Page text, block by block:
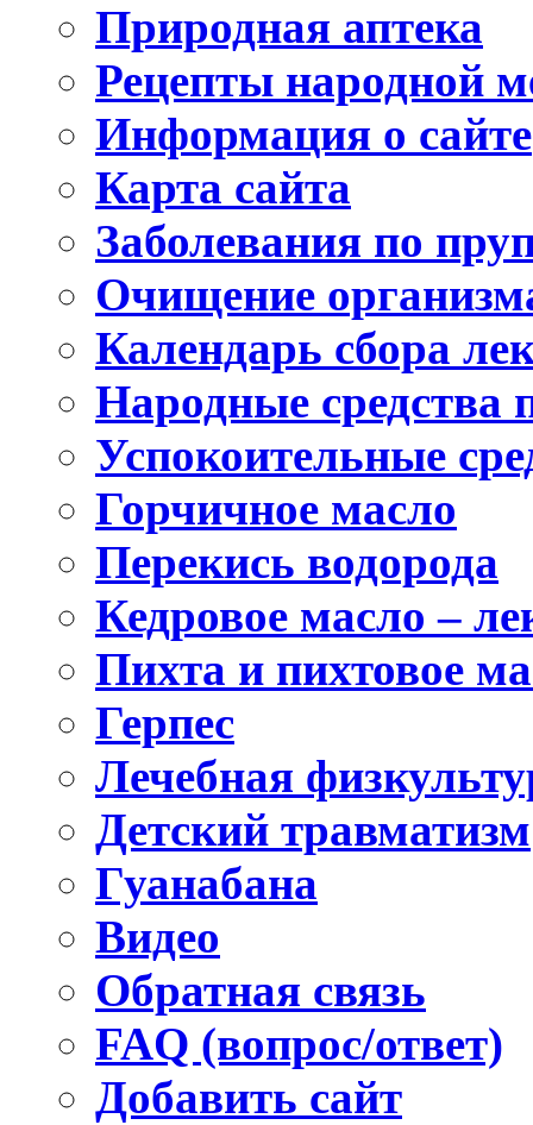
Природная аптека
Рецепты народной
Информация о сайте
Карта сайта
Заболевания по
Очищение
Календарь сбора
Народные средства
Успокоительные
Горчичное масло
Перекись водорода
Кедровое масло –
Пихта и пихтовое
Герпес
Лечебная
Детский травматизм
Гуанабана
Видео
Обратная связь
FAQ (вопрос/ответ)
Добавить сайт